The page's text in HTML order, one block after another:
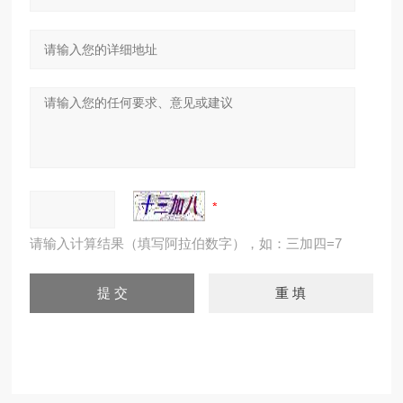
请输入计算结果（填写阿拉伯数字），如：三加四=7